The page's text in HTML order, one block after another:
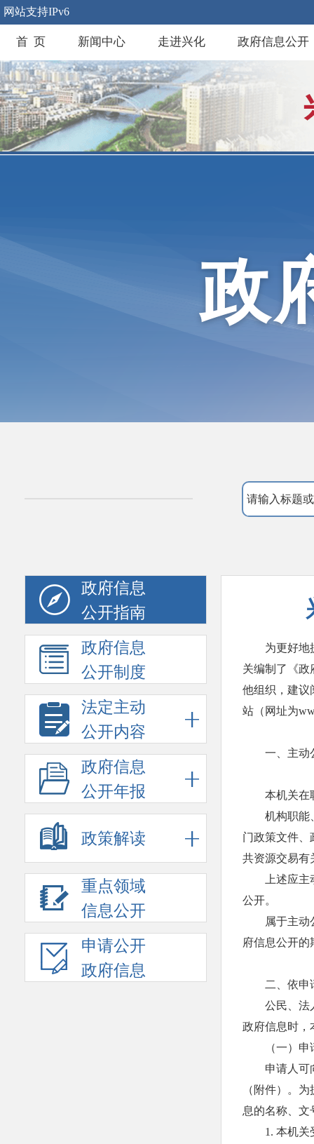
网站支持IPv6
首 页 新闻中心 走进兴化 政府信息公开
政
政府信息
公开指南
政府信息
公开制度
法定主动
公开内容
政府信息
公开年报
政策解读
重点领域
信息公开
申请公开
政府信息
为更好地
关编制了《政
他组织，建议
站（网址为
一、主动
本机关在
机构职能
门政策文件、
共资源交易有
上述应
公开。
属于主动
府信息公开
二、依申
公民、法
政府信息时，
（一）
申请人可
（附件）。
息的名称、文
1. 本机